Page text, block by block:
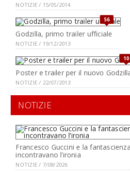
NOTIZIE / 15/05/2014
56
Godzilla, primo trailer ufficiale
NOTIZIE / 19/12/2013
10
Poster e trailer per il nuovo
NOTIZIE / 22/07/2013
NOTIZIE
Francesco Guccini e la
incontravano l’ironia
NOTIZIE / 7/08/2026